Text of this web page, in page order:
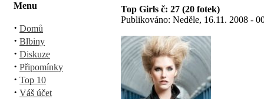
Menu
· Domů
· Blbiny
· Diskuze
· Připomínky
· Top 10
· Váš účet
Top Girls č: 27 (20 fotek)
Publikováno: Neděle, 16.11. 2008 -